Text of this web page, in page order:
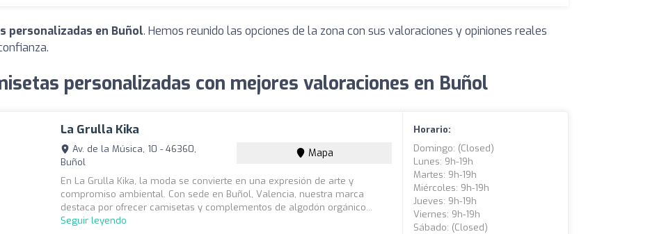
personalizadas en Buñol. Hemos reunido las opciones de la zona con sus valoraciones y opiniones reales
personalizadas con mejores valoraciones en Buñol
La Grulla Kika
Av. de la Música, 10 - 46360,
Buñol
Mapa
En La Grulla Kika, la moda se convierte en una expresión de arte y
compromiso ambiental. Con sede en Buñol, Valencia, nuestra marca
destaca por ofrecer camisetas y complementos de algodón orgánico...
Seguir leyendo
Horario:
Domingo: (closed)
Lunes: 9h-19h
Martes: 9h-19h
Miércoles: 9h-19h
Jueves: 9h-19h
Viernes: 9h-19h
Sábado: (closed)